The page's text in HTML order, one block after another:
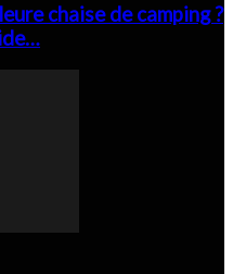
chaise de camping ?